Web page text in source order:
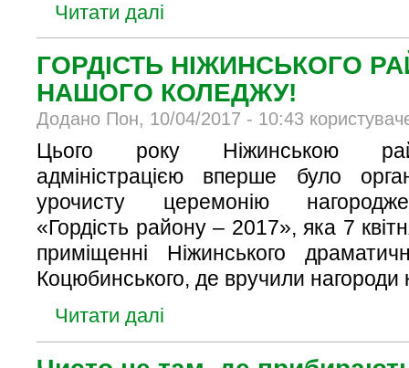
Читати далі
ГОРДІСТЬ НІЖИНСЬКОГО
НАШОГО КОЛЕДЖУ!
Додано Пон, 10/04/2017 - 10:43
Цього року Ніжинською
адміністрацією вперше було
урочисту церемонію
«Гордість району – 2017», яка 7
приміщенні Ніжинського
Коцюбинського, де вручили
Читати далі